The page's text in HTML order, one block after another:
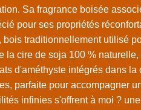
Sa fragrance boisée
pour ses propriétés
traditionnellement utilisé
la cire de soja 100 %
d'améthyste intégrés dans la
parfaite pour accompagner
infinies s'offrent à moi ?